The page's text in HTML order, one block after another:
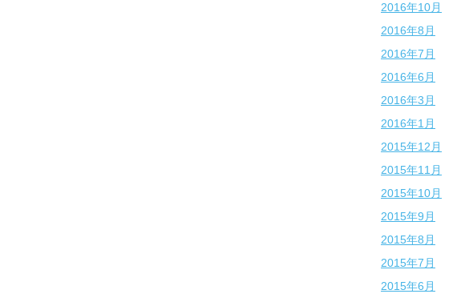
2016年10月
2016年8月
2016年7月
2016年6月
2016年3月
2016年1月
2015年12月
2015年11月
2015年10月
2015年9月
2015年8月
2015年7月
2015年6月